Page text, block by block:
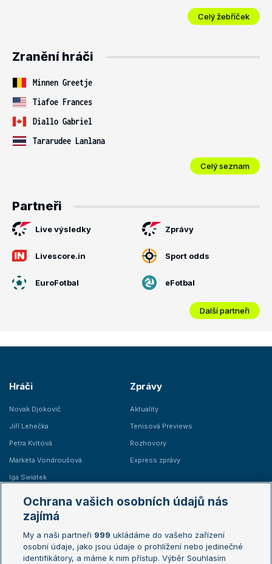
Celý žebříček
Zranění hráči
Minnen Greetje
Tiafoe Frances
Diallo Gabriel
Tararudee Lanlana
Celý seznam
Partneři
Live výsledky Zprávy
Livescore.in Sport odds
EuroFotbal eFotbal
Další partneři
Hráči
Novak Djokovič
Jiří Lehečka
Petra Kvitová
Markéta Vondroušová
Iga Swiatek
Zprávy
Aktuality
Tenisová Previews
Rozhovory
Express zprávy
Žebříčky
Žebříček ATP (muži)
Žebříček WTA (ženy)
Australian Open
French Open
Ochrana vašich osobních údajů nás
zajímá
My a naši partneři 999 ukládáme do vašeho zařízení
osobní údaje, jako jsou údaje o prohlížení nebo jedinečné
identifikátory, a máme k nim přístup. Výběr Souhlasím